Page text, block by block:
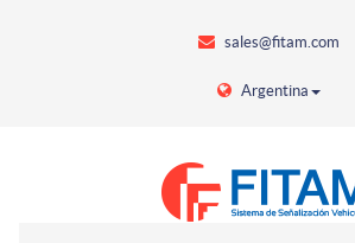
sales@fitam.com
Argentina